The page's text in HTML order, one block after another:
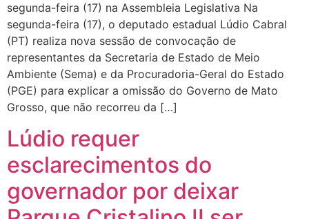
segunda-feira (17) na Assembleia Legislativa Na
segunda-feira (17), o deputado estadual Lúdio Cabral
(PT) realiza nova sessão de convocação de
representantes da Secretaria de Estado de Meio
Ambiente (Sema) e da Procuradoria-Geral do Estado
(PGE) para explicar a omissão do Governo de Mato
Grosso, que não recorreu da […]
Lúdio requer
esclarecimentos do
governador por deixar